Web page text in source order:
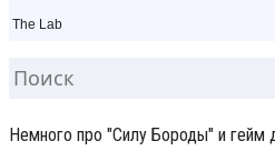
The Lab
Немного про "Силу Бороды" и гейм